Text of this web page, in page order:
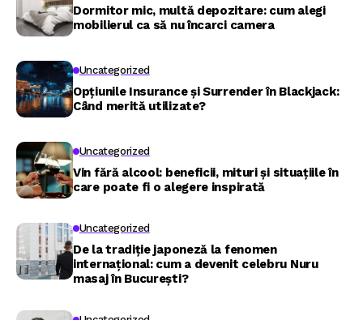
Dormitor mic, multă depozitare: cum alegi
mobilierul ca să nu încarci camera
Uncategorized
Opțiunile Insurance și Surrender în Blackjack:
Când merită utilizate?
Uncategorized
Vin fără alcool: beneficii, mituri și situațiile în
care poate fi o alegere inspirată
Uncategorized
De la tradiție japoneză la fenomen
internațional: cum a devenit celebru Nuru
masaj în București?